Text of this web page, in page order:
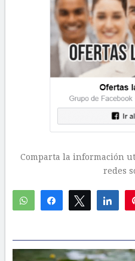
Comparta la información
redes
WhatsAppCompartirTwittear